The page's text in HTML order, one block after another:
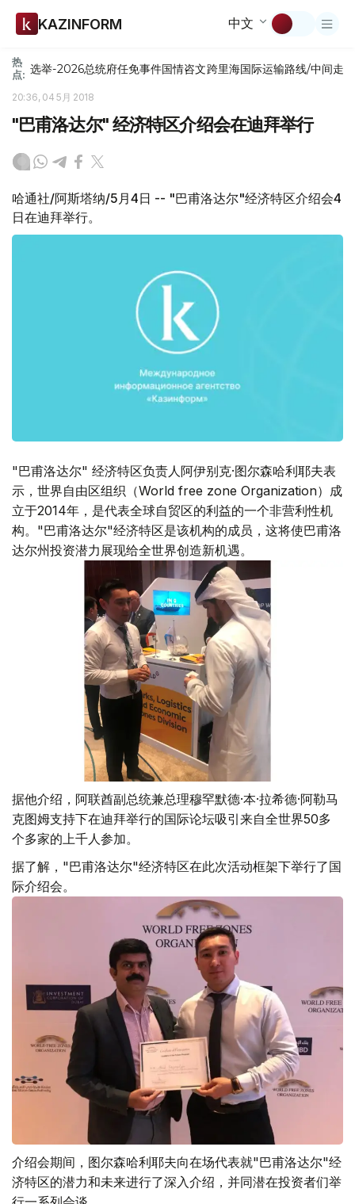
KAZINFORM 中文
热
点: 选举-2026总统府任免事件国情咨文跨里海国际运输路线/中间走廊
20:36, 04 5月 2018
"巴甫洛达尔" 经济特区介绍会在迪拜举行
哈通社/阿斯塔纳/5月4日 -- "巴甫洛达尔"经济特区介绍会4
日在迪拜举行。
"巴甫洛达尔" 经济特区负责人阿伊别克·图尔森哈利耶夫表
示，世界自由区组织（World free zone Organization）成
立于2014年，是代表全球自贸区的利益的一个非营利性机
构。"巴甫洛达尔"经济特区是该机构的成员，这将使巴甫洛
达尔州投资潜力展现给全世界创造新机遇。
据他介绍，阿联酋副总统兼总理穆罕默德·本·拉希德·阿勒马
克图姆支持下在迪拜举行的国际论坛吸引来自全世界50多
个多家的上千人参加。
据了解，"巴甫洛达尔"经济特区在此次活动框架下举行了国
际介绍会。
介绍会期间，图尔森哈利耶夫向在场代表就"巴甫洛达尔"经
济特区的潜力和未来进行了深入介绍，并同潜在投资者们举